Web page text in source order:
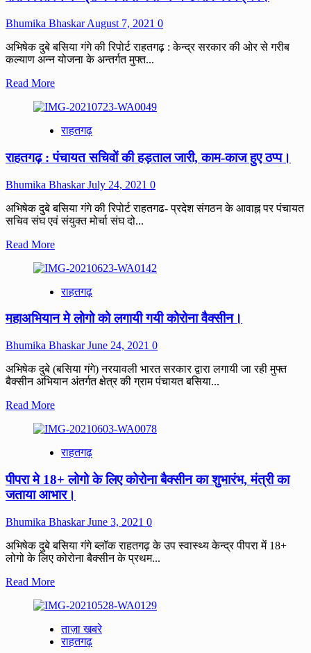
संभव
किए
जाएंगे:
लारिया।
Bhumika BhaskarAugust 7, 2021 0
अभिषेक दुबे बसिया गंगे की रिपोर्ट राहतगढ़ : केन्द्र सरकार की ओर से गरीब
कल्याण अन्न योजना के अन्तर्गत मुफ्त...
Read MoreRead
about
वितरण
मे
गया
उत्सव
कार्यक्रम।
राहतगढ़
राहतगढ़ : पंचायत सचिवों की हड़ताल जारी, काम-काज हुए ठप्प।
Bhumika BhaskarJuly 24, 2021 0
अभिषेक दुबे बसिया गंगे की रिपोर्ट राहतगढ- प्रदेश संगठन के आवाह्न पर पंचायत
सचिव संघ एवं संयुक्त मोर्चा संघ दो...
Read MoreRead
about
सचिवों
हड़ताल
काम-
काज
ठप्प।
राहतगढ़
महाअभियान मे लोगो को लगायी गयी कोरोना वैक्सीन।
Bhumika BhaskarJune 24, 2021 0
अभिषेक दुबे (बसिया गंगे) नरयावली भारत सरकार द्वारा लगायी जा रही मुफ्त
बैक्सीन अभियान अंतर्गत क्षेत्र की ग्राम पंचायत बसिया...
Read MoreRead
about
को
लगायी
गयी
कोरोना
वैक्सीन।
राहतगढ़
पीपरा मे 18+ लोगो के लिए कोरोना बैक्सीन का शुभारंभ, मंत्री का
जताया आभार।
Bhumika BhaskarJune 3, 2021 0
अभिषेक दुबे बसिया गंगे ब्लॉक राहतगढ़ के उप स्वास्थ्य केन्द्र पीपरा में 18+
लोगो के लिए कोरोना बैक्सीन के प्रथम...
Read MoreRead
about
18+
ताज़ा खबरे
राहतगढ़